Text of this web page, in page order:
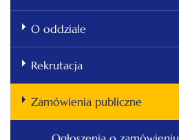
O oddziale
Rekrutacja
Zamówienia publiczne